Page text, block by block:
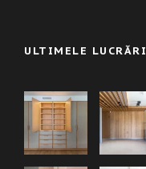
ULTIMELE LUCRĂRI